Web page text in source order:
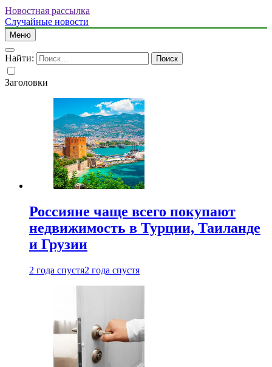
Новостная рассылка
Случайные новости
Меню
Найти:
Заголовки
Россияне чаще всего покупают
недвижимость в Турции, Таиланде
и Грузии
2 года спустя2 года спустя